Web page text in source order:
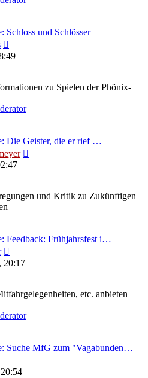
Schloss und Schlösser
Beitrag
zu Spielen der Phönix-
Die Geister, die er rief …
und Kritik zu Zukünftigen
Feedback: Frühjahrsfest i…
Beitrag
20:17
etc. anbieten
Suche MfG zum "Vagabunden…